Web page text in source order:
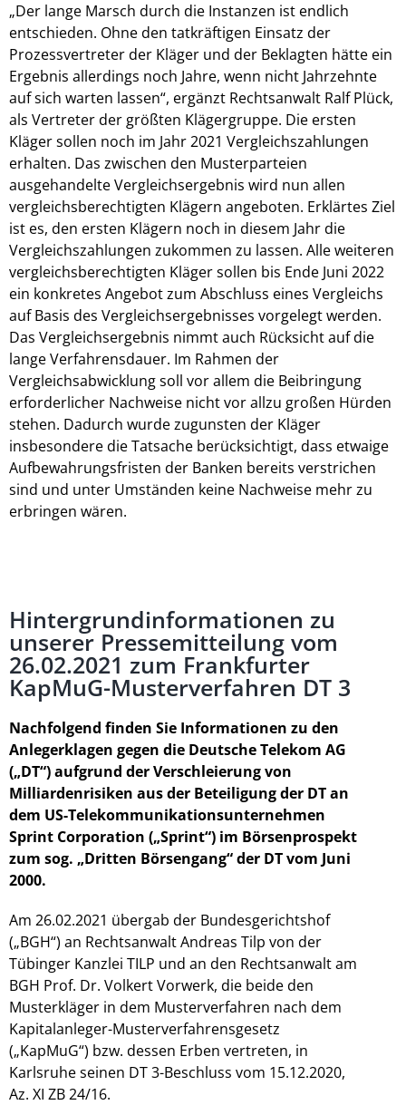
„Der lange Marsch durch die Instanzen ist endlich
entschieden. Ohne den tatkräftigen Einsatz der
Prozessvertreter der Kläger und der Beklagten hätte ein
Ergebnis allerdings noch Jahre, wenn nicht Jahrzehnte
auf sich warten lassen“, ergänzt Rechtsanwalt Ralf Plück,
als Vertreter der größten Klägergruppe. Die ersten
Kläger sollen noch im Jahr 2021 Vergleichszahlungen
erhalten. Das zwischen den Musterparteien
ausgehandelte Vergleichsergebnis wird nun allen
vergleichsberechtigten Klägern angeboten. Erklärtes Ziel
ist es, den ersten Klägern noch in diesem Jahr die
Vergleichszahlungen zukommen zu lassen. Alle weiteren
vergleichsberechtigten Kläger sollen bis Ende Juni 2022
ein konkretes Angebot zum Abschluss eines Vergleichs
auf Basis des Vergleichsergebnisses vorgelegt werden.
Das Vergleichsergebnis nimmt auch Rücksicht auf die
lange Verfahrensdauer. Im Rahmen der
Vergleichsabwicklung soll vor allem die Beibringung
erforderlicher Nachweise nicht vor allzu großen Hürden
stehen. Dadurch wurde zugunsten der Kläger
insbesondere die Tatsache berücksichtigt, dass etwaige
Aufbewahrungsfristen der Banken bereits verstrichen
sind und unter Umständen keine Nachweise mehr zu
erbringen wären.
Hintergrundinformationen zu
unserer Pressemitteilung vom
26.02.2021 zum Frankfurter
KapMuG-Musterverfahren DT 3
Nachfolgend finden Sie Informationen zu den
Anlegerklagen gegen die Deutsche Telekom AG
(„DT“) aufgrund der Verschleierung von
Milliardenrisiken aus der Beteiligung der DT an
dem US-Telekommunikationsunternehmen
Sprint Corporation („Sprint“) im Börsenprospekt
zum sog. „Dritten Börsengang“ der DT vom Juni
2000.
Am 26.02.2021 übergab der Bundesgerichtshof
(„BGH“) an Rechtsanwalt Andreas Tilp von der
Tübinger Kanzlei TILP und an den Rechtsanwalt am
BGH Prof. Dr. Volkert Vorwerk, die beide den
Musterkläger in dem Musterverfahren nach dem
Kapitalanleger-Musterverfahrensgesetz
(„KapMuG“) bzw. dessen Erben vertreten, in
Karlsruhe seinen DT 3-Beschluss vom 15.12.2020,
Az. XI ZB 24/16.